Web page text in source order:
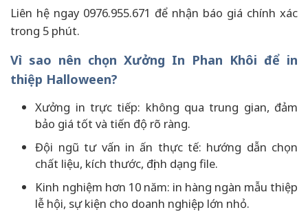
Liên hệ ngay 0976.955.671 để nhận báo giá chính xác
trong 5 phút.
Vì sao nên chọn Xưởng In Phan Khôi để in
thiệp Halloween?
Xưởng in trực tiếp: không qua trung gian, đảm
bảo giá tốt và tiến độ rõ ràng.
Đội ngũ tư vấn in ấn thực tế: hướng dẫn chọn
chất liệu, kích thước, định dạng file.
Kinh nghiệm hơn 10 năm: in hàng ngàn mẫu thiệp
lễ hội, sự kiện cho doanh nghiệp lớn nhỏ.